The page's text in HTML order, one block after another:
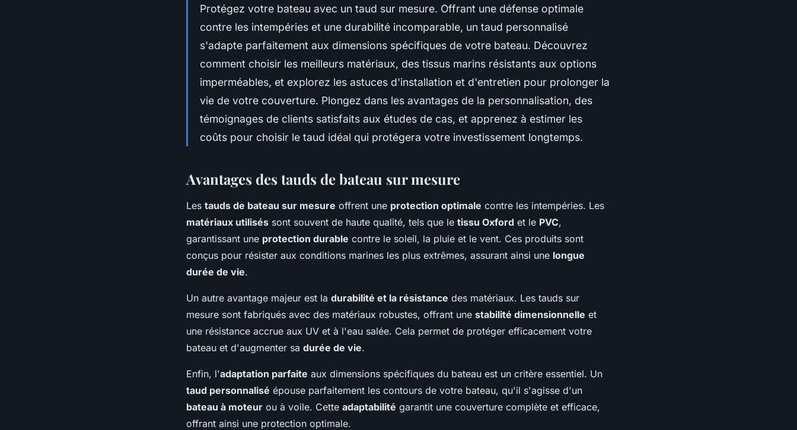
Protégez votre bateau avec un taud sur mesure. Offrant une défense optimale
contre les intempéries et une durabilité incomparable, un taud personnalisé
s'adapte parfaitement aux dimensions spécifiques de votre bateau. Découvrez
comment choisir les meilleurs matériaux, des tissus marins résistants aux options
imperméables, et explorez les astuces d'installation et d'entretien pour prolonger la
vie de votre couverture. Plongez dans les avantages de la personnalisation, des
témoignages de clients satisfaits aux études de cas, et apprenez à estimer les
coûts pour choisir le taud idéal qui protégera votre investissement longtemps.
Avantages des tauds de bateau sur mesure
Les tauds de bateau sur mesure offrent une protection optimale contre les intempéries. Les
matériaux utilisés sont souvent de haute qualité, tels que le tissu Oxford et le PVC,
garantissant une protection durable contre le soleil, la pluie et le vent. Ces produits sont
conçus pour résister aux conditions marines les plus extrêmes, assurant ainsi une longue
durée de vie.
Un autre avantage majeur est la durabilité et la résistance des matériaux. Les tauds sur
mesure sont fabriqués avec des matériaux robustes, offrant une stabilité dimensionnelle et
une résistance accrue aux UV et à l'eau salée. Cela permet de protéger efficacement votre
bateau et d'augmenter sa durée de vie.
Enfin, l'adaptation parfaite aux dimensions spécifiques du bateau est un critère essentiel. Un
taud personnalisé épouse parfaitement les contours de votre bateau, qu'il s'agisse d'un
bateau à moteur ou à voile. Cette adaptabilité garantit une couverture complète et efficace,
offrant ainsi une protection optimale.